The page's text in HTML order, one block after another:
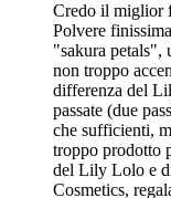
Credo il miglior
Polvere
"sakura petals",
non troppo
differenza del
passate (due
che sufficienti,
troppo prodotto
del Lily Lolo e
Cosmetics,